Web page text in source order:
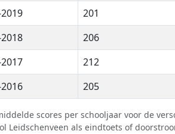
201
206
212
205
scores per schooljaar voor de
Leidschenveen als eindtoets of